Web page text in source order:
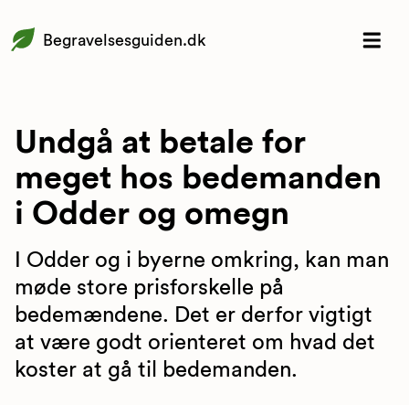
Begravelsesguiden.dk
Undgå at betale for
meget hos bedemanden
i Odder og omegn
I Odder og i byerne omkring, kan man
møde store prisforskelle på
bedemændene. Det er derfor vigtigt
at være godt orienteret om hvad det
koster at gå til bedemanden.